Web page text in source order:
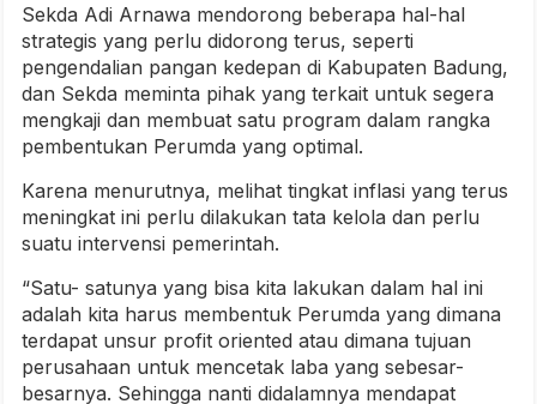
Sekda Adi Arnawa mendorong beberapa hal-hal
strategis yang perlu didorong terus, seperti
pengendalian pangan kedepan di Kabupaten Badung,
dan Sekda meminta pihak yang terkait untuk segera
mengkaji dan membuat satu program dalam rangka
pembentukan Perumda yang optimal.
Karena menurutnya, melihat tingkat inflasi yang terus
meningkat ini perlu dilakukan tata kelola dan perlu
suatu intervensi pemerintah.
“Satu- satunya yang bisa kita lakukan dalam hal ini
adalah kita harus membentuk Perumda yang dimana
terdapat unsur profit oriented atau dimana tujuan
perusahaan untuk mencetak laba yang sebesar-
besarnya. Sehingga nanti didalamnya mendapat